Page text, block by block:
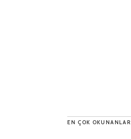
EN ÇOK OKUNANLAR